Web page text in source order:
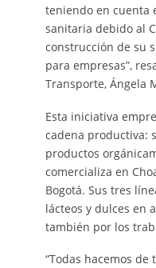
teniendo en cuenta
sanitaria debido al
construcción de su
para empresas”,
Transporte, Ángela
Esta iniciativa
cadena productiva:
productos
comercializa en
Bogotá. Sus tres
lácteos y dulces en
también por los
“Todas hacemos